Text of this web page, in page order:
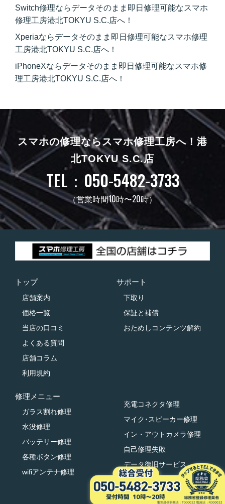
Switch修理ならデータそのまま即日修理可能なスマホ
修理工房港北TOKYU S.C.店へ！
Xperiaならデータそのまま即日修理可能なスマホ修理
工房港北TOKYU S.C.店へ！
iPhoneXならデータそのまま即日修理可能なスマホ修
理工房港北TOKYU S.C.店へ！
スマホの修理ならスマホ修理工房へ！ 港
北TOKYU S.C.店
TEL：050-5482-3733
（営業時間10時〜20時）
トップ
店舗案内
価格一覧
当店の口コミ
よくある質問
店舗コラム
利用規約
サポート
下取り
保証と補償
おためしコンテンツ解約
修理メニュー
ガラス割れ修理
水没修理
バッテリー修理
各種ボタン修理
wifiアンテナ修理
充電コネクタ修理
マイク･スピーカー修理
イン・アウトカメラ修理
自己修理失敗
データ復旧サービス